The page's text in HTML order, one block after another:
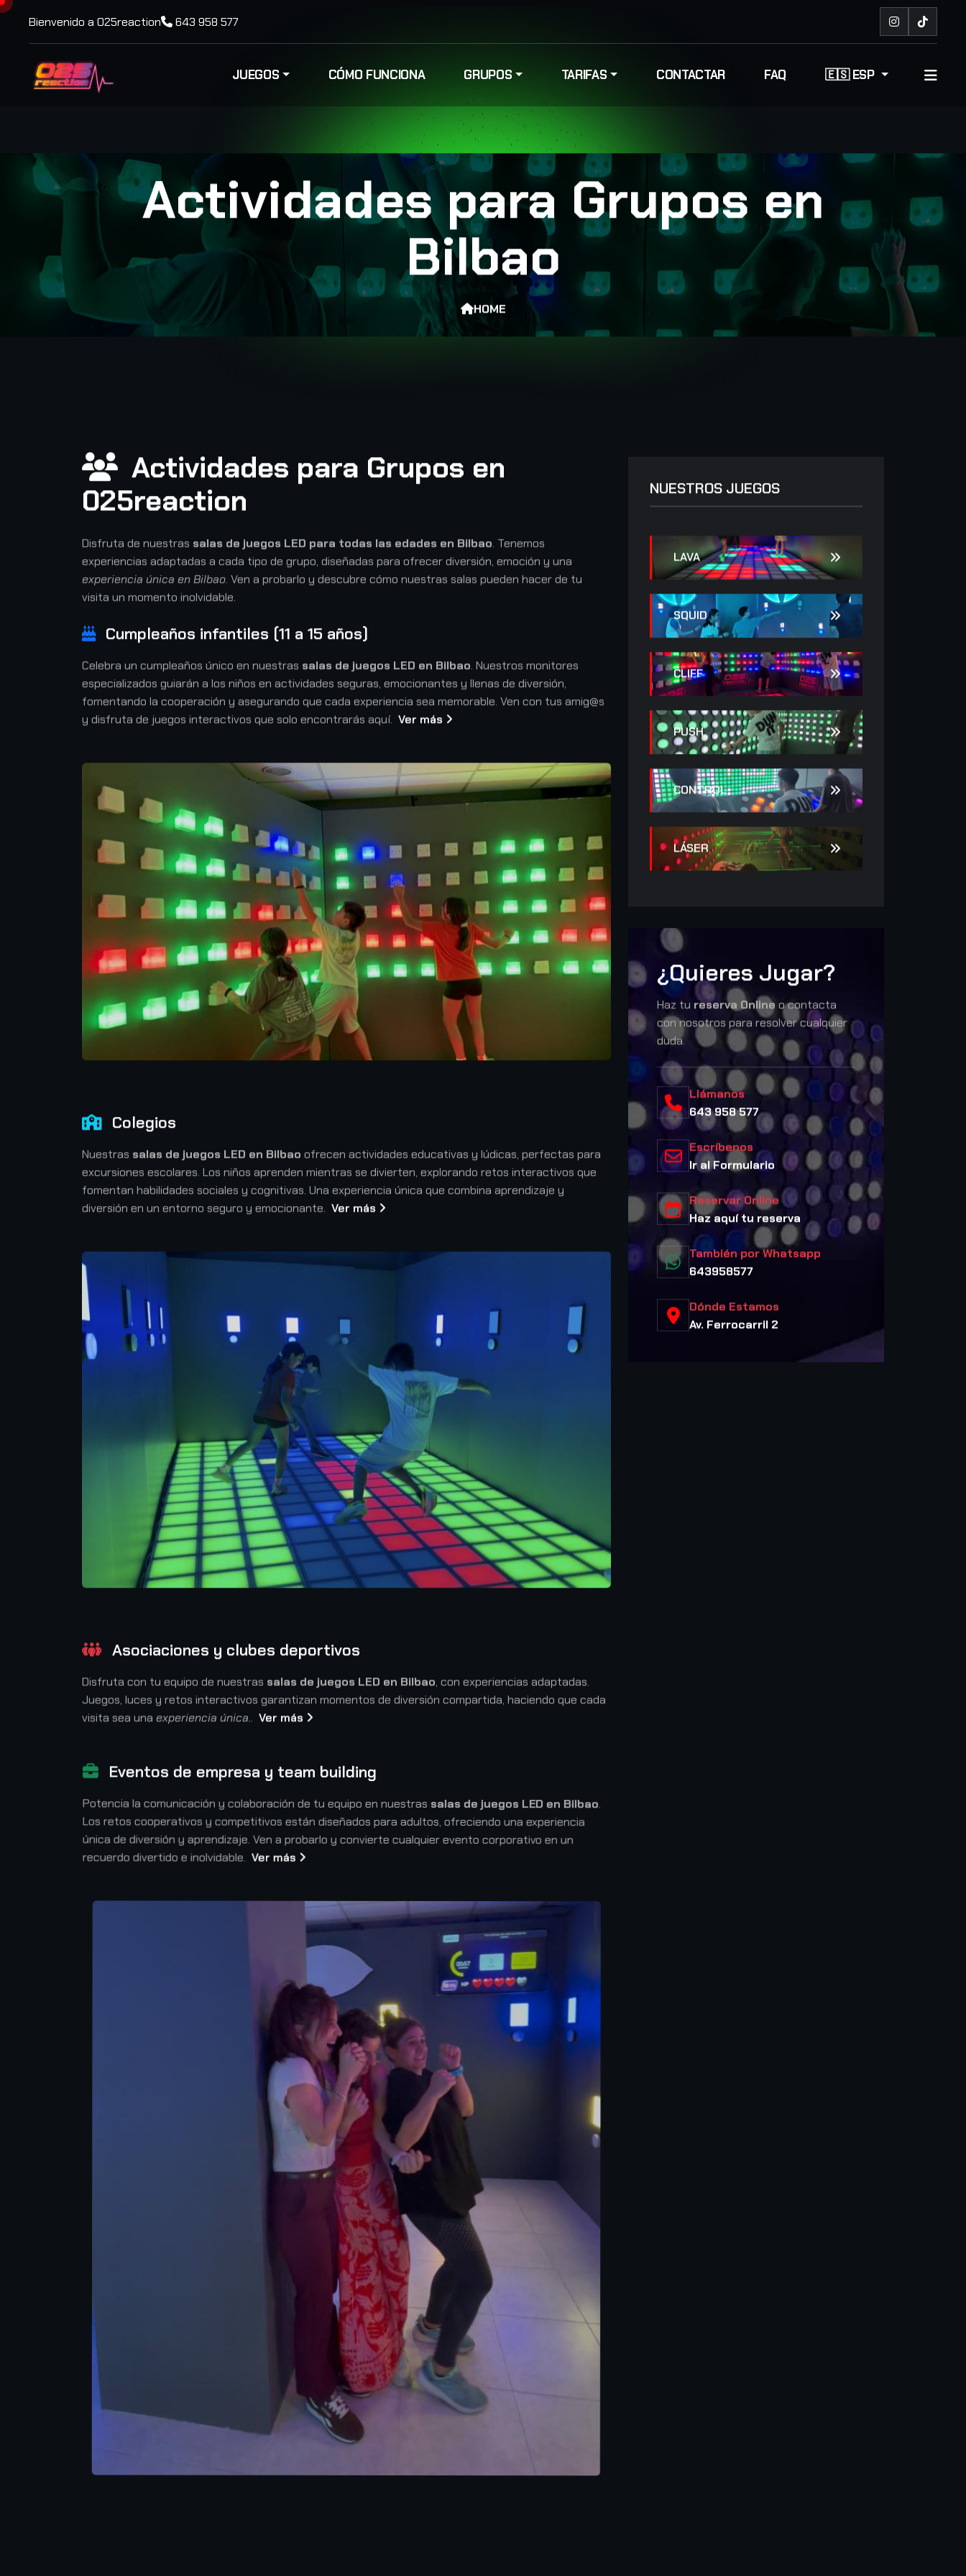
Bienvenido a 025reaction 643 958 577
JUEGOS CÓMO FUNCIONA GRUPOS TARIFAS CONTACTAR FAQ 🇪🇸 ESP
Actividades para Grupos en
Bilbao
HOME
Actividades para Grupos en
025reaction
Disfruta de nuestras salas de juegos LED para todas las edades en Bilbao. Tenemos
experiencias adaptadas a cada tipo de grupo, diseñadas para ofrecer diversión, emoción y una
experiencia única en Bilbao. Ven a probarlo y descubre cómo nuestras salas pueden hacer de tu
visita un momento inolvidable.
Cumpleaños infantiles (11 a 15 años)
Celebra un cumpleaños único en nuestras salas de juegos LED en Bilbao. Nuestros monitores
especializados guiarán a los niños en actividades seguras, emocionantes y llenas de diversión,
fomentando la cooperación y asegurando que cada experiencia sea memorable. Ven con tus amig@s
y disfruta de juegos interactivos que solo encontrarás aquí. Ver más
Colegios
Nuestras salas de juegos LED en Bilbao ofrecen actividades educativas y lúdicas, perfectas para
excursiones escolares. Los niños aprenden mientras se divierten, explorando retos interactivos que
fomentan habilidades sociales y cognitivas. Una experiencia única que combina aprendizaje y
diversión en un entorno seguro y emocionante. Ver más
Asociaciones y clubes deportivos
Disfruta con tu equipo de nuestras salas de juegos LED en Bilbao, con experiencias adaptadas.
Juegos, luces y retos interactivos garantizan momentos de diversión compartida, haciendo que cada
visita sea una experiencia única.. Ver más
Eventos de empresa y team building
Potencia la comunicación y colaboración de tu equipo en nuestras salas de juegos LED en Bilbao.
Los retos cooperativos y competitivos están diseñados para adultos, ofreciendo una experiencia
única de diversión y aprendizaje. Ven a probarlo y convierte cualquier evento corporativo en un
recuerdo divertido e inolvidable. Ver más
NUESTROS JUEGOS
LAVA
SQUID
CLIFF
PUSH
CONTROL
LÁSER
¿Quieres Jugar?
Haz tu reserva Online o contacta
con nosotros para resolver cualquier
duda.
Llámanos
643 958 577
Escríbenos
Ir al Formulario
Reservar Online
Haz aquí tu reserva
También por Whatsapp
643958577
Dónde Estamos
Av. Ferrocarril 2